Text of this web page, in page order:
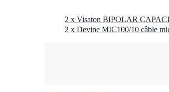
2 x Devine MIC100/10 câble